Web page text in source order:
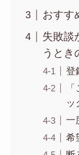
おすす
失敗談
うとき
登
ッ
一
希